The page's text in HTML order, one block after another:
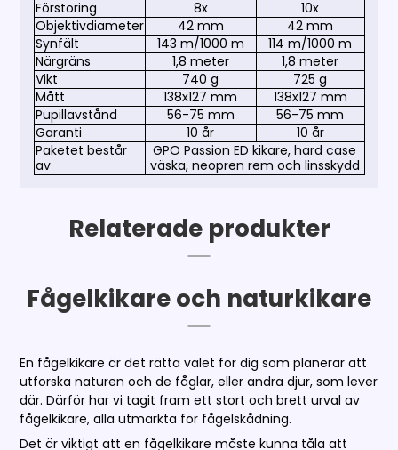
Förstoring
8x
10x
Objektivdiameter
42 mm
42 mm
Synfält
143 m/1000 m
114 m/1000 m
Närgräns
1,8 meter
1,8 meter
Vikt
740 g
725 g
Mått
138x127 mm
138x127 mm
Pupillavstånd
56-75 mm
56-75 mm
Garanti
10 år
10 år
Paketet består
av
GPO Passion ED kikare, hard case
väska, neopren rem och linsskydd
Relaterade produkter
Fågelkikare och naturkikare
En fågelkikare är det rätta valet för dig som planerar att
utforska naturen och de fåglar, eller andra djur, som lever
där. Därför har vi tagit fram ett stort och brett urval av
fågelkikare, alla utmärkta för fågelskådning.
Det är viktigt att en fågelkikare måste kunna tåla att